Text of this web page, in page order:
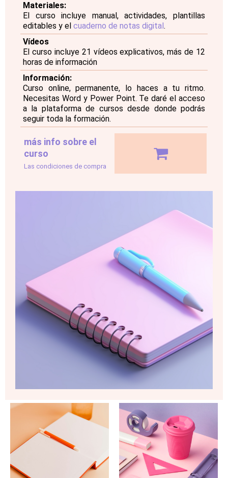
Materiales:
El curso incluye manual, actividades, plantillas
editables y el cuaderno de notas digital .
Vídeos
El curso incluye 21 vídeos explicativos, más de 12
horas de información
Información:
Curso online, permanente, lo haces a tu ritmo.
Necesitas Word y Power Point. Te daré el acceso
a la plataforma de cursos desde donde podrás
seguir toda la formación.
más info sobre el
curso
Las condiciones de compra